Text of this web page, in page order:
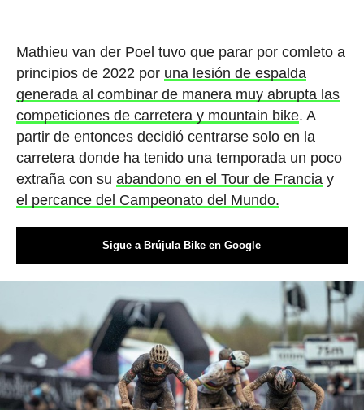
Mathieu van der Poel tuvo que parar por comleto a
principios de 2022 por una lesión de espalda
generada al combinar de manera muy abrupta las
competiciones de carretera y mountain bike. A
partir de entonces decidió centrarse solo en la
carretera donde ha tenido una temporada un poco
extraña con su abandono en el Tour de Franciay
el percance del Campeonato del Mundo.
Sigue a Brújula Bike en Google